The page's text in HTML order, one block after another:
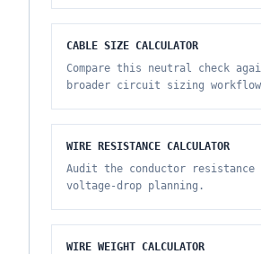
CABLE SIZE CALCULATOR
Compare this neutral check
broader circuit sizing
WIRE RESISTANCE CALCULATOR
Audit the conductor resistance
voltage-drop planning.
WIRE WEIGHT CALCULATOR